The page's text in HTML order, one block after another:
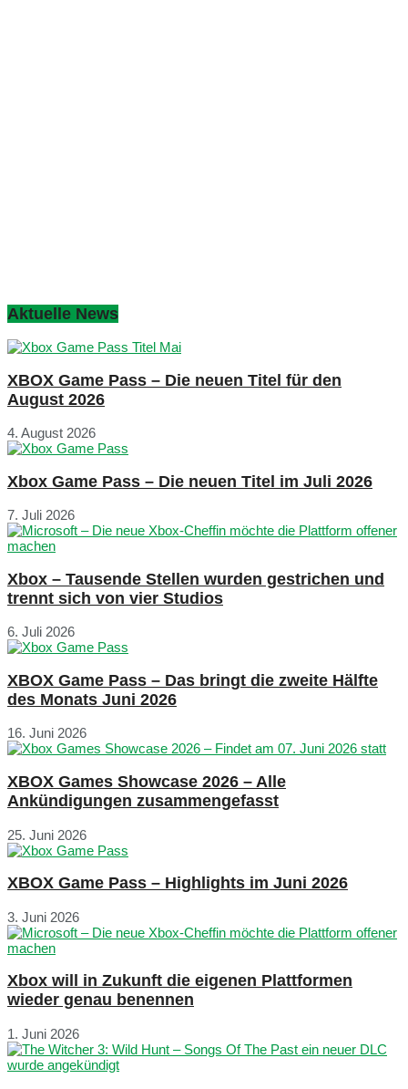
Aktuelle News
XBOX Game Pass – Die neuen Titel für den
August 2026
4. August 2026
Xbox Game Pass – Die neuen Titel im Juli 2026
7. Juli 2026
Xbox – Tausende Stellen wurden gestrichen und
trennt sich von vier Studios
6. Juli 2026
XBOX Game Pass – Das bringt die zweite Hälfte
des Monats Juni 2026
16. Juni 2026
XBOX Games Showcase 2026 – Alle
Ankündigungen zusammengefasst
25. Juni 2026
XBOX Game Pass – Highlights im Juni 2026
3. Juni 2026
Xbox will in Zukunft die eigenen Plattformen
wieder genau benennen
1. Juni 2026